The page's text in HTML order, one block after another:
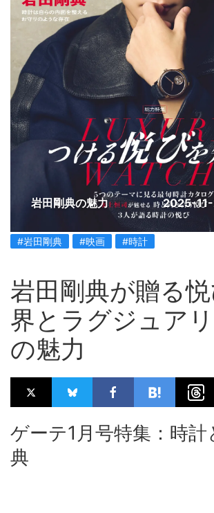
岩田剛典の魅力 2025-
#岩田剛典 #映画 #時計
岩田剛典が贈る
界とラグジュア
の魅力
ゲーテ1月号特集：時計
典